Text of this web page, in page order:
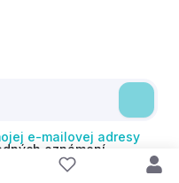
e-mailovej adresy
oznámení
ods. 1 písm. a)
môžem kedykoľvek